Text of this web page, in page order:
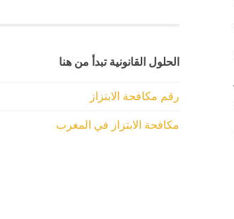
الحلول القانونية تبدأ من هنا
رقم مكافحة الابتزاز
مكافحة الابتزاز في المغرب